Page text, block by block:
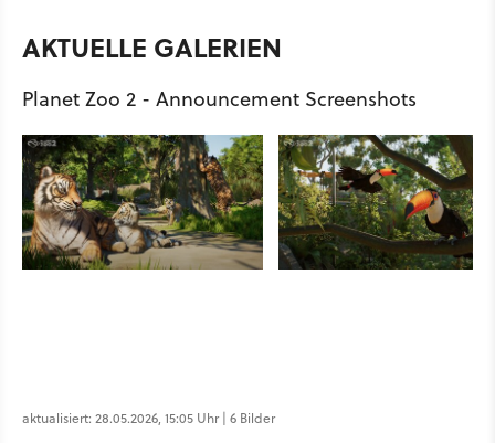
AKTUELLE GALERIEN
Planet Zoo 2 - Announcement Screenshots
aktualisiert: 28.05.2026, 15:05 Uhr | 6 Bilder